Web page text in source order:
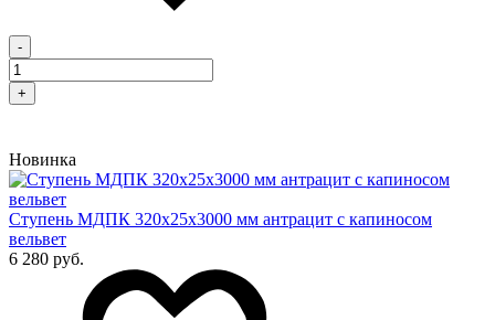
-
+
Новинка
Cтупень МДПК 320х25х3000 мм антрацит с капиносом
вельвет
6 280 руб.